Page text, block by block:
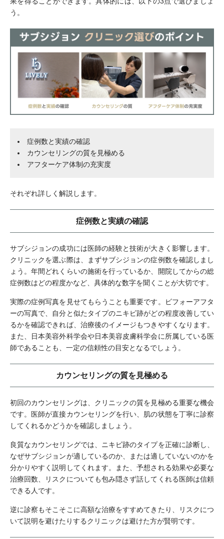
う。
症例数と実績の確認
カウンセリングの質を見極める
アフターケア体制の充実度
それぞれ詳しく解説します。
症例数と実績の確認
サブシジョンの成功には医師の経験と技術が大きく影響します。
クリニックを選ぶ際は、まずサブシジョンの症例数を確認しまし
ょう。年間どれくらいの施術を行っているか、開院してからの総
症例数はどの程度かなど、具体的な数字を聞くことが大切です。
実際の症例写真を見せてもらうことも重要です。ビフォーアフタ
ーの写真で、自分と似たタイプのニキビ跡がどの程度改善してい
るかを確認できれば、治療後のイメージもつきやすくなります。
また、日本美容外科学会や日本美容皮膚科学会に所属している医
師であることも、一定の信頼性の目安となるでしょう。
カウンセリングの質を見極める
初回のカウンセリングは、クリニックの質を見極める重要な機会
です。医師が直接カウンセリングを行い、肌の状態を丁寧に診察
してくれるかどうかを確認しましょう。
良質なカウンセリングでは、ニキビ跡のタイプを正確に診断し、
なぜサブシジョンが適しているのか、または適していないのかを
分かりやすく説明してくれます。また、予想される効果や必要な
治療回数、リスクについても包み隠さず話してくれる医師は信頼
できる人です。
逆に診察もそこそこに高額な治療をすすめてきたり、リスクにつ
いて説明を避けたりするクリニックは避けた方が賢明です。